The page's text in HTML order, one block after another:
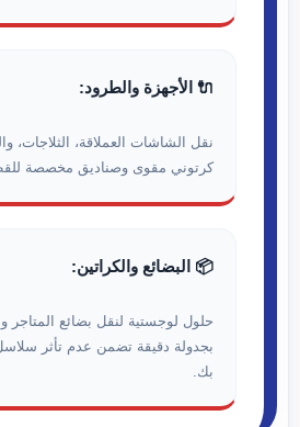
🔌 الأجهزة والطرود:
نقل الشاشات العملاقة، الثلاجات،
كرتوني مقوى وصناديق مخصصة
📦 البضائع والكراتين:
حلول لوجستية لنقل بضائع المتاجر
بجدولة دقيقة تضمن عدم تأثر
بك.